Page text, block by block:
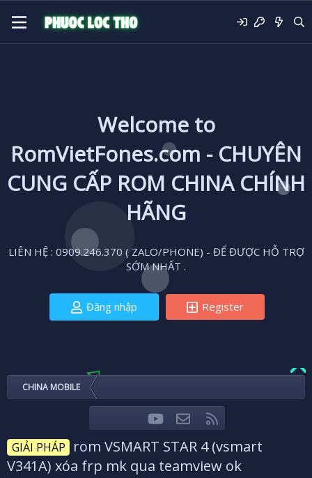
Welcome to
RomVietFones.com - CHUYÊN
CUNG CẤP ROM CHINA CHÍNH
HÃNG
LIÊN HỆ : 0909.246.370 ( ZALO/PHONE) - ĐỂ ĐƯỢC HỖ TRỢ
SỚM NHẤT .
Đăng nhập Register
CHINA MOBILE
FacebookTwitteryoutubeLiên hệ
GIẢI PHÁP
rom VSMART STAR 4 (vsmart
V341A) xóa frp mk qua teamview ok